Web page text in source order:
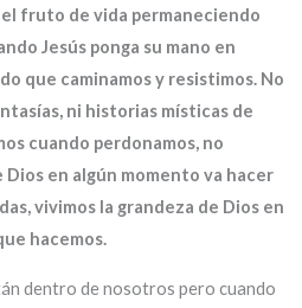
fruto de vida permaneciendo
Jesús ponga su mano en
que caminamos y resistimos. No
ni historias místicas de
cuando perdonamos, no
en algún momento va hacer
vivimos la grandeza de Dios en
hacemos.
dentro de nosotros pero cuando